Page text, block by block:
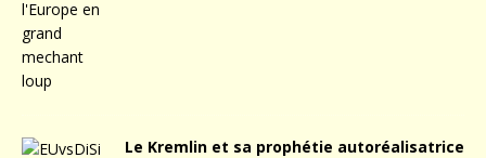
Le Kremlin et sa prophétie autoréalisatrice